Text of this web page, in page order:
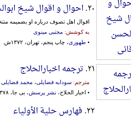
۲۰. احوال و اقوال شیخ
اقوال اهل تصوف درباره او بضمیمه
به کوشش: مجتبی مینوی
• طهوری، چاپ پنجم، تهران، ۱۳۷۲ش.
۲۱. ترجمه اخبارالحلاج
مترجم: سودابه فضایلی، محمد فضایلی
• اخبار الحلاج، نشر پرسش، بی جا، ۱۳۷۸ش.، مصحح:
۲۲. فهارس حلیة الأولیاء